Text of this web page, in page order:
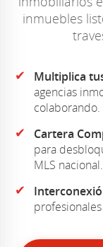
inmuebles
✔ Multiplica
agencias
colaborando.
✔ Cartera
para
MLS nacional.
✔